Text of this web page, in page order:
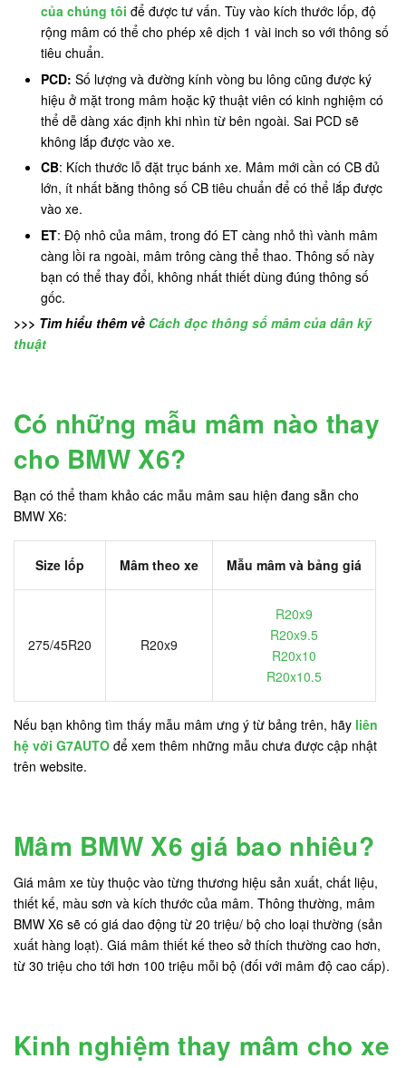
của chúng tôi để được tư vấn. Tùy vào kích thước lốp, độ
rộng mâm có thể cho phép xê dịch 1 vài inch so với thông số
tiêu chuẩn.
PCD: Số lượng và đường kính vòng bu lông cũng được ký
hiệu ở mặt trong mâm hoặc kỹ thuật viên có kinh nghiệm có
thể dễ dàng xác định khi nhìn từ bên ngoài. Sai PCD sẽ
không lắp được vào xe.
CB: Kích thước lỗ đặt trục bánh xe. Mâm mới cần có CB đủ
lớn, ít nhất bằng thông số CB tiêu chuẩn để có thể lắp được
vào xe.
ET: Độ nhô của mâm, trong đó ET càng nhỏ thì vành mâm
càng lồi ra ngoài, mâm trông càng thể thao. Thông số này
bạn có thể thay đổi, không nhất thiết dùng đúng thông số
gốc.
>>> Tìm hiểu thêm về Cách đọc thông số mâm của dân kỹ
thuật
Có những mẫu mâm nào thay
cho BMW X6?
Bạn có thể tham khảo các mẫu mâm sau hiện đang sẵn cho
BMW X6:
Size lốp Mâm theo xe Mẫu mâm và bảng giá
275/45R20 R20x9
R20x9
R20x9.5
R20x10
R20x10.5
Nếu bạn không tìm thấy mẫu mâm ưng ý từ bảng trên, hãy liên
hệ với G7AUTO để xem thêm những mẫu chưa được cập nhật
trên website.
Mâm BMW X6 giá bao nhiêu?
Giá mâm xe tùy thuộc vào từng thương hiệu sản xuất, chất liệu,
thiết kế, màu sơn và kích thước của mâm. Thông thường, mâm
BMW X6 sẽ có giá dao động từ 20 triệu/ bộ cho loại thường (sản
xuất hàng loạt). Giá mâm thiết kế theo sở thích thường cao hơn,
từ 30 triệu cho tới hơn 100 triệu mỗi bộ (đối với mâm độ cao cấp).
Kinh nghiệm thay mâm cho xe